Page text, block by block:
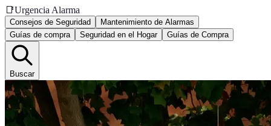
📑Urgencia Alarma
Consejos de Seguridad
Mantenimiento de Alarmas
Guías de compra
Seguridad en el Hogar Guías de Compra
Buscar